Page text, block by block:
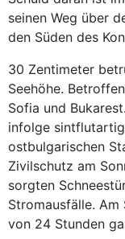
seinen Weg über
den Süden des
30 Zentimeter
Seehöhe.
Sofia und
infolge
ostbulgarischen
Zivilschutz am
sorgten
Stromausfälle. Am
von 24 Stunden